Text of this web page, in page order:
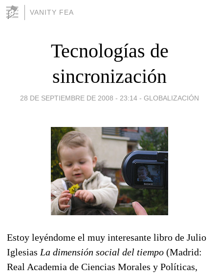
VANITY FEA
Tecnologías de
sincronización
28 DE SEPTIEMBRE DE 2008 - 23:14 - GLOBALIZACIÓN
Estoy leyéndome el muy interesante libro de Julio
Iglesias La dimensión social del tiempo (Madrid:
Real Academia de Ciencias Morales y Políticas,